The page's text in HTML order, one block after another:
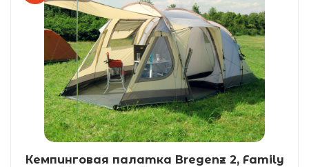
Кемпинговая палатка Bregenz 2, Family